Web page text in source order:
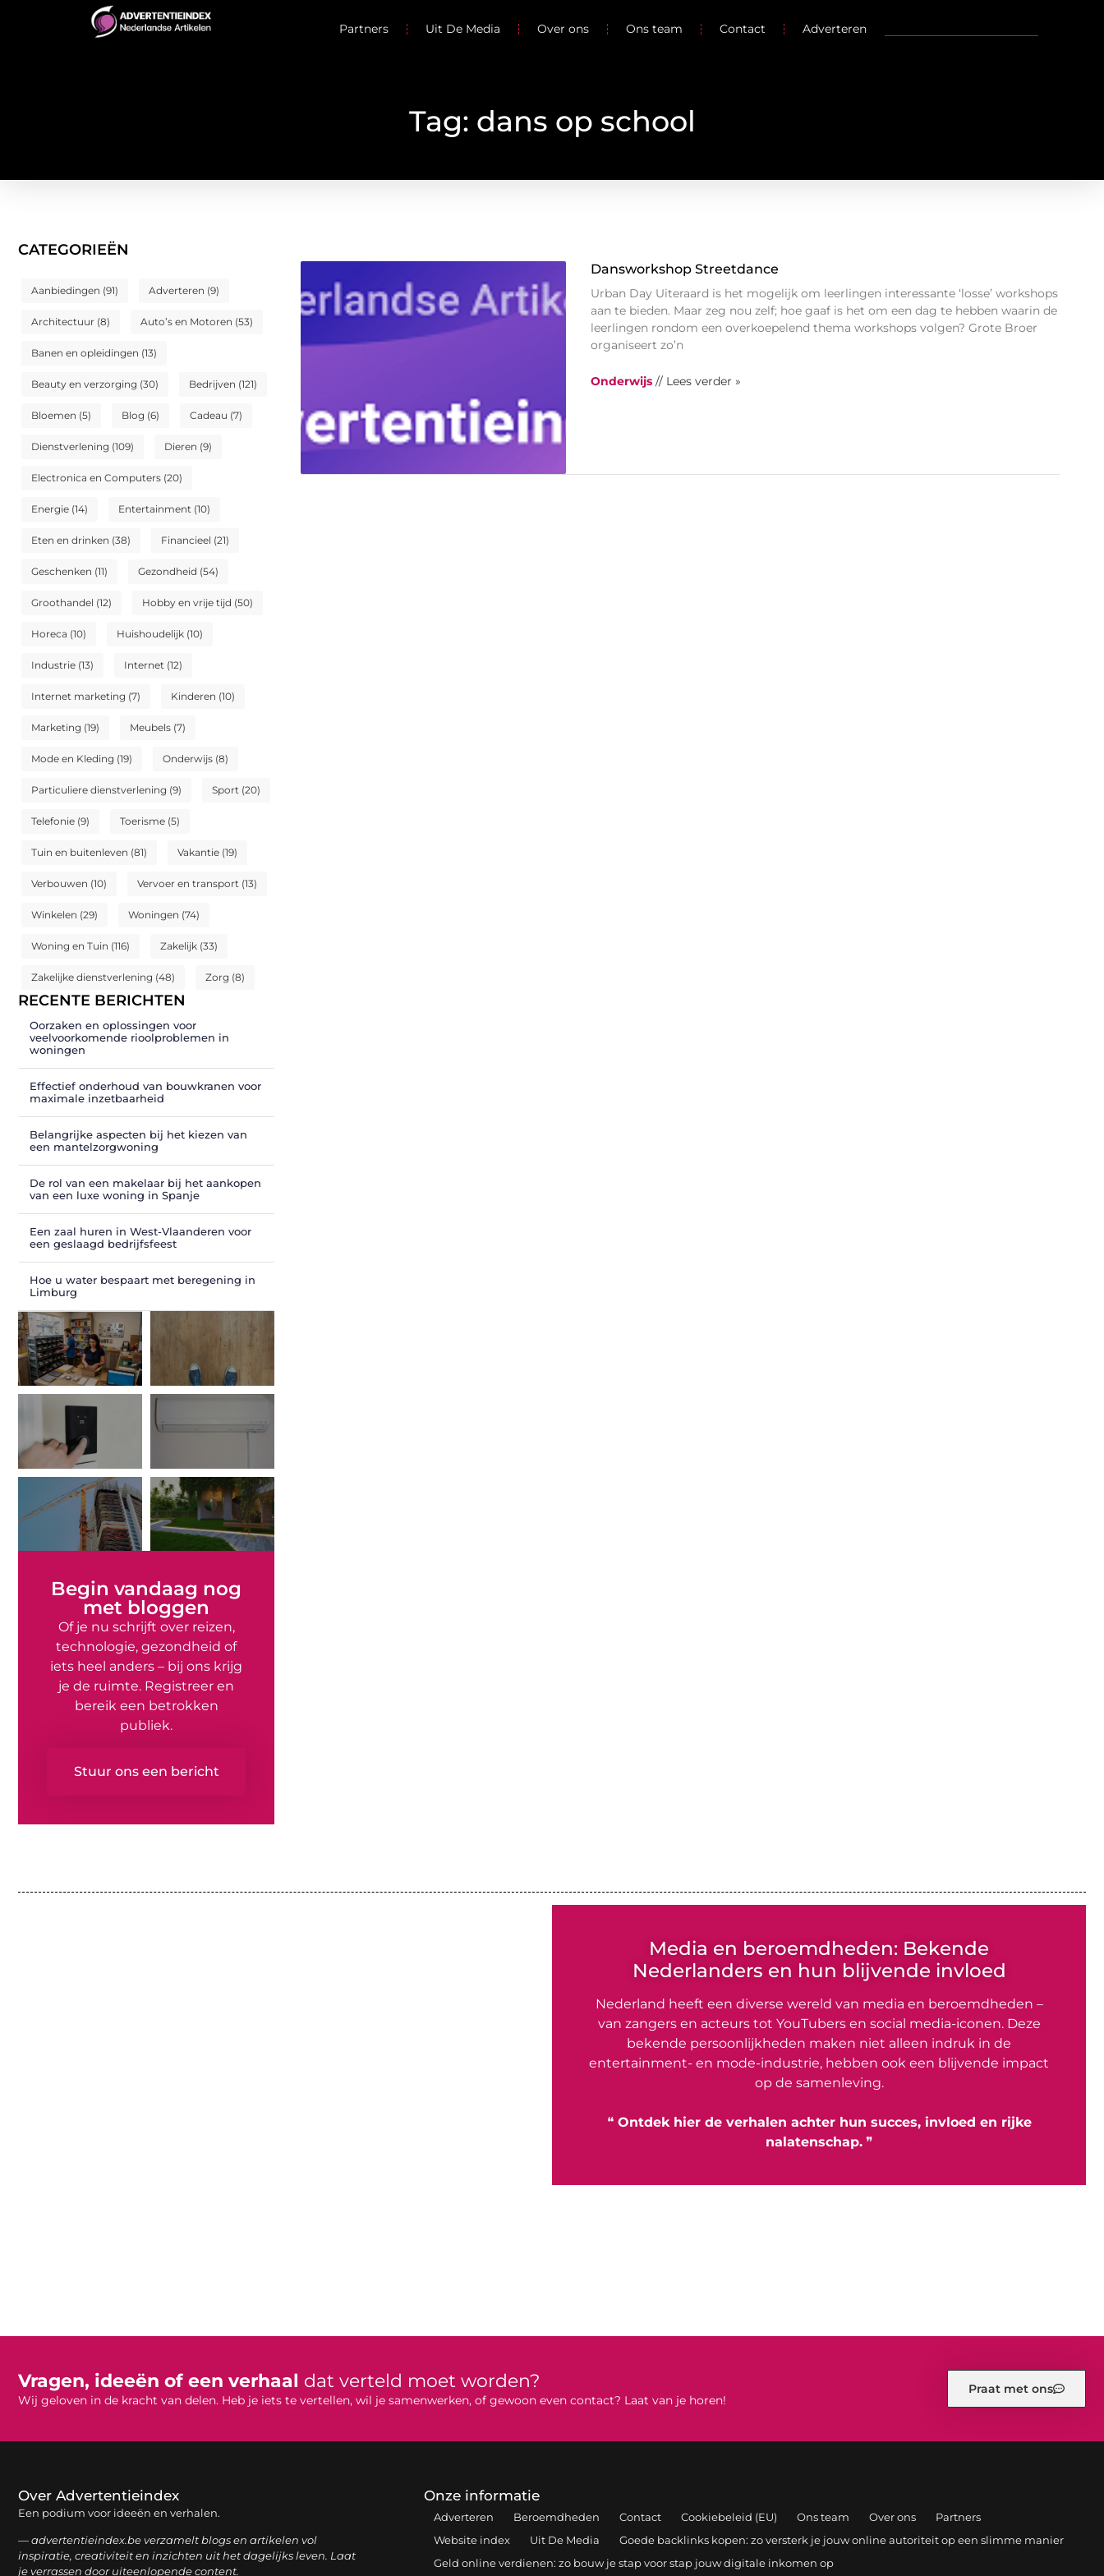
Partners Uit De Media Over ons Ons team Contact Adverteren
Tag: dans op school
CATEGORIEËN
Aanbiedingen (91) Adverteren (9)
Architectuur (8) Auto’s en Motoren (53)
Banen en opleidingen (13)
Beauty en verzorging (30) Bedrijven (121)
Bloemen (5) Blog (6) Cadeau (7)
Dienstverlening (109) Dieren (9)
Electronica en Computers (20)
Energie (14) Entertainment (10)
Eten en drinken (38) Financieel (21)
Geschenken (11) Gezondheid (54)
Groothandel (12) Hobby en vrije tijd (50)
Horeca (10) Huishoudelijk (10)
Industrie (13) Internet (12)
Internet marketing (7) Kinderen (10)
Marketing (19) Meubels (7)
Mode en Kleding (19) Onderwijs (8)
Particuliere dienstverlening (9) Sport (20)
Telefonie (9) Toerisme (5)
Tuin en buitenleven (81) Vakantie (19)
Verbouwen (10) Vervoer en transport (13)
Winkelen (29) Woningen (74)
Woning en Tuin (116) Zakelijk (33)
Zakelijke dienstverlening (48) Zorg (8)
RECENTE BERICHTEN
Oorzaken en oplossingen voor
veelvoorkomende rioolproblemen in
woningen
Effectief onderhoud van bouwkranen voor
maximale inzetbaarheid
Belangrijke aspecten bij het kiezen van
een mantelzorgwoning
De rol van een makelaar bij het aankopen
van een luxe woning in Spanje
Een zaal huren in West-Vlaanderen voor
een geslaagd bedrijfsfeest
Hoe u water bespaart met beregening in
Limburg
Begin vandaag nog
met bloggen
Of je nu schrijft over reizen,
technologie, gezondheid of
iets heel anders – bij ons krijg
je de ruimte. Registreer en
bereik een betrokken
publiek.
Stuur ons een bericht
Dansworkshop Streetdance
Urban Day Uiteraard is het mogelijk om leerlingen interessante ‘losse’ workshops
aan te bieden. Maar zeg nou zelf; hoe gaaf is het om een dag te hebben waarin de
leerlingen rondom een overkoepelend thema workshops volgen? Grote Broer
organiseert zo’n
Onderwijs // Lees verder »
Media en beroemdheden: Bekende
Nederlanders en hun blijvende invloed
Nederland heeft een diverse wereld van media en beroemdheden –
van zangers en acteurs tot YouTubers en social media-iconen. Deze
bekende persoonlijkheden maken niet alleen indruk in de
entertainment- en mode-industrie, hebben ook een blijvende impact
op de samenleving.
❝ Ontdek hier de verhalen achter hun succes, invloed en rijke
nalatenschap.❞
Vragen, ideeën of een verhaal dat verteld moet worden?
Wij geloven in de kracht van delen. Heb je iets te vertellen, wil je samenwerken, of gewoon even contact? Laat van je horen!
Praat met ons
Over Advertentieindex
Een podium voor ideeën en verhalen.
— advertentieindex.be verzamelt blogs en artikelen vol
inspiratie, creativiteit en inzichten uit het dagelijks leven. Laat
je verrassen door uiteenlopende content.
Onze informatie
Adverteren Beroemdheden Contact Cookiebeleid (EU) Ons team Over ons
Partners
Website index
Uit De Media
Goede backlinks kopen: zo versterk je jouw online autoriteit op een slimme manier
Geld online verdienen: zo bouw je stap voor stap jouw digitale inkomen op